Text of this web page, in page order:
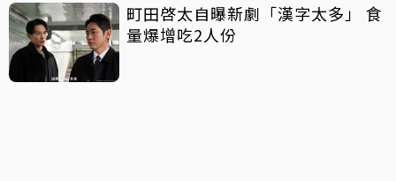
町田啓太自曝新劇「漢字太多」 食
量爆增吃2人份